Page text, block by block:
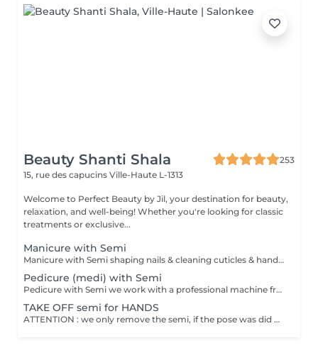
Beauty Shanti Shala
253
15, rue des capucins Ville-Haute L-1313
Welcome to Perfect Beauty by Jil, your destination for beauty,
relaxation, and well-being! Whether you're looking for classic
treatments or exclusive...
Manicure with Semi
Manicure with Semi shaping nails & cleaning cuticles & hand massage Polish = normal polish, which one you can easily take off with dissolute. Stay 2-4 days for hands, 1 month for feet and take 30min to dry. Semi = we dry it under a LEDlight and should be taken off in the salon (removing is included in the price). Stay -> till 3 weeks for hands, 4-5 weeks for feet and will be dry immediately. Can damage your nails by doing it to offen without a break.
Pedicure (medi) with Semi
Pedicure with Semi we work with a professional machine from the brand RUCK, feetbath, cuting & polishing nails, taking off of the dead skin ( cuting and/or polishing), cleaning from the cuticles, ingrowing nails and corn eye will be treated Polish = normal polish, which one you can easily take off with dissolute. Stay 2-4 days for hands, 1 month for feet and take 30min to dry. Semi = we dry it under a LEDlight and should be taken off in the salon (removing is included in the price). Stay -> till 3 weeks for hands, 4-5 weeks for feet and will be dry immediately. Can damage your nails by doing it to offen without a break
TAKE OFF semi for HANDS
ATTENTION : we only remove the semi, if the pose was did by Perfect Beauty and the remove is included in the price of the pose. Unfortunately, all clients who book an appoitement with a pose from an other artist will be refused and will be charged for blocking the shedule. Sorry for this thank you for your understanding